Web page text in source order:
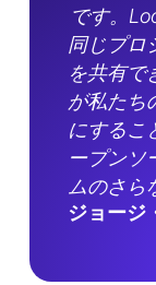
です。
同じプロ
を共有で
が私たち
にするこ
ープンソ
ムのさら
ジョージ